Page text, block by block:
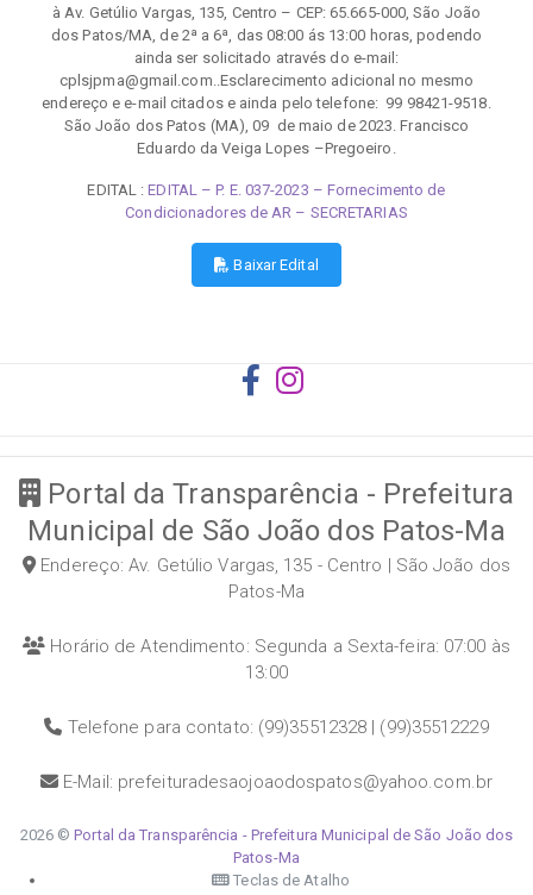
à Av. Getúlio Vargas, 135, Centro – CEP: 65.665-000, São João
dos Patos/MA, de 2ª a 6ª, das 08:00 ás 13:00 horas, podendo
ainda ser solicitado através do e-mail:
cplsjpma@gmail.com..Esclarecimento adicional no mesmo
endereço e e-mail citados e ainda pelo telefone: 99 98421-9518.
São João dos Patos (MA), 09 de maio de 2023. Francisco
Eduardo da Veiga Lopes –Pregoeiro.
EDITAL :EDITAL – P. E. 037-2023 – Fornecimento de
Condicionadores de AR – SECRETARIAS
Baixar Edital
Portal da Transparência - Prefeitura
Municipal de São João dos Patos-Ma
Endereço: Av. Getúlio Vargas, 135 - Centro | São João dos
Patos-Ma
Horário de Atendimento: Segunda a Sexta-feira: 07:00 às
13:00
Telefone para contato: (99)35512328 | (99)35512229
E-Mail: prefeituradesaojoaodospatos@yahoo.com.br
2026 ©Portal da Transparência - Prefeitura Municipal de São João dos
Patos-Ma
Teclas de Atalho